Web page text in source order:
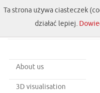
About us
3D visualisation
Ta strona używa ciasteczek
działać lepiej.